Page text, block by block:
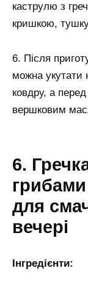
каструлю з
кришкою,
6. Після
можна укутати
ковдру, а
вершковим
6.
для
вечері
Інгредієнти: